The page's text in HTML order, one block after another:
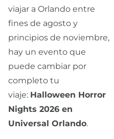
viajar a Orlando entre
fines de agosto y
principios de noviembre,
hay un evento que
puede cambiar por
completo tu
viaje: Halloween Horror
Nights 2026 en
Universal Orlando.